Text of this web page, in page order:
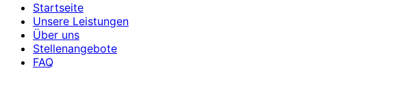
Startseite
Unsere Leistungen
Über uns
Stellenangebote
FAQ